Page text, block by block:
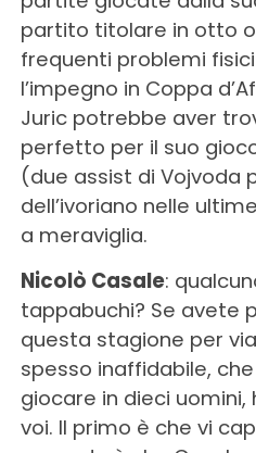
partito titolare in otto
frequenti problemi
l’impegno in Coppa
Juric potrebbe aver
perfetto per il suo
(due assist di Vojvoda
dell’ivoriano nelle
a meraviglia.
Nicolò Casale:
tappabuchi? Se avete
questa stagione per
spesso inaffidabile,
giocare in dieci
voi. Il primo è che vi